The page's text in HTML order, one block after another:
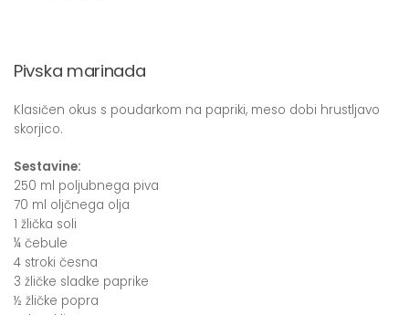
Pivska marinada
Klasičen okus s poudarkom na papriki, meso dobi hrustljavo
skorjico.
Sestavine:
250 ml poljubnega piva
70 ml oljčnega olja
1 žlička soli
¼ čebule
4 stroki česna
3 žličke sladke paprike
½ žličke popra